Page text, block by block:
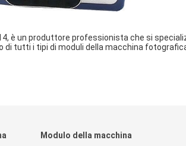
è un produttore professionista che si
tutti i tipi di moduli della macchina
Modulo della macchina